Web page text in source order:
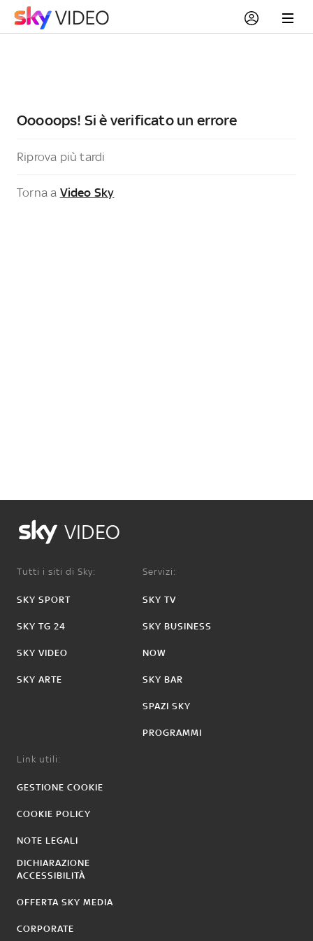
Ooooops! Si è verificato un errore
Riprova più tardi
Torna a Video Sky
VIDEO
Tutti i siti di Sky:
SKY SPORT
SKY TG 24
SKY VIDEO
SKY ARTE
Servizi:
SKY TV
SKY BUSINESS
NOW
SKY BAR
SPAZI SKY
PROGRAMMI
Link utili:
GESTIONE COOKIE
COOKIE POLICY
NOTE LEGALI
DICHIARAZIONE
ACCESSIBILITÀ
OFFERTA SKY MEDIA
CORPORATE